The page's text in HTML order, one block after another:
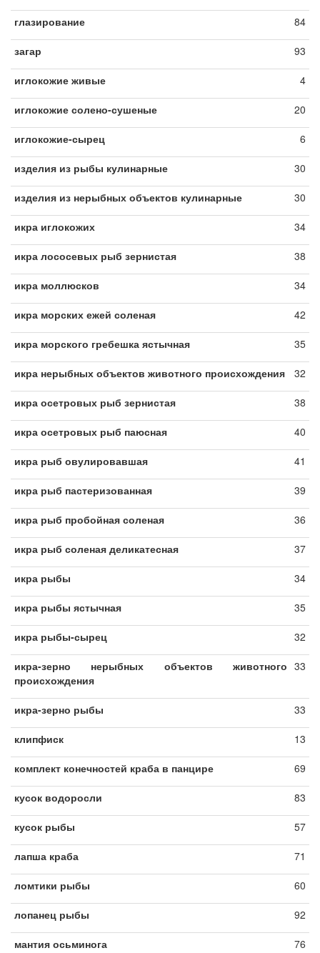
глазирование 84
загар 93
иглокожие живые 4
иглокожие солено-сушеные 20
иглокожие-сырец 6
изделия из рыбы кулинарные 30
изделия из нерыбных объектов кулинарные 30
икра иглокожих 34
икра лососевых рыб зернистая 38
икра моллюсков 34
икра морских ежей соленая 42
икра морского гребешка ястычная 35
икра нерыбных объектов животного происхождения 32
икра осетровых рыб зернистая 38
икра осетровых рыб паюсная 40
икра рыб овулировавшая 41
икра рыб пастеризованная 39
икра рыб пробойная соленая 36
икра рыб соленая деликатесная 37
икра рыбы 34
икра рыбы ястычная 35
икра рыбы-сырец 32
икра-зерно нерыбных объектов животного
происхождения
33
икра-зерно рыбы 33
клипфиск 13
комплект конечностей краба в панцире 69
кусок водоросли 83
кусок рыбы 57
лапша краба 71
ломтики рыбы 60
лопанец рыбы 92
мантия осьминога 76